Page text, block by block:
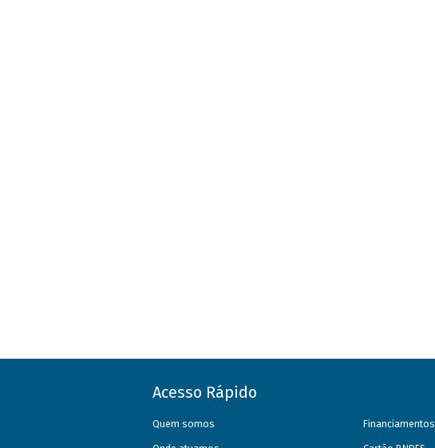
Acesso Rápido
Quem somos Financiamentos